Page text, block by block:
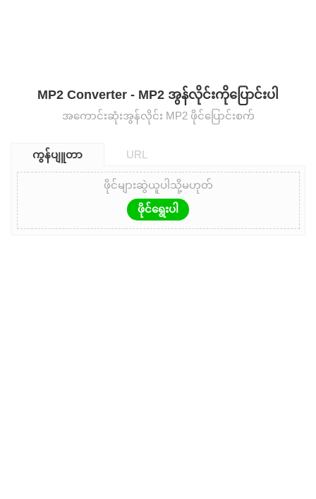
MP2 Converter - MP2 အွန်လိုင်းကိုပြောင်းပါ
အကောင်းဆုံးအွန်လိုင်း MP2 ဖိုင်ပြောင်းစက်
ကွန်ပျူတာ URL
ဖိုင်များဆွဲယူပါသို့မဟုတ်
ဖိုင်ရွေးပါ